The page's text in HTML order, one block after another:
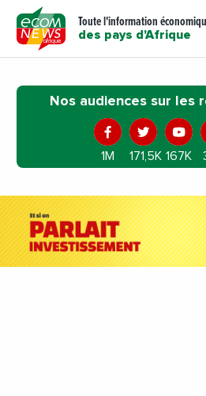
Toute l'information
des pays d'Afrique
Nos audiences sur les
1M 171,5K 167K